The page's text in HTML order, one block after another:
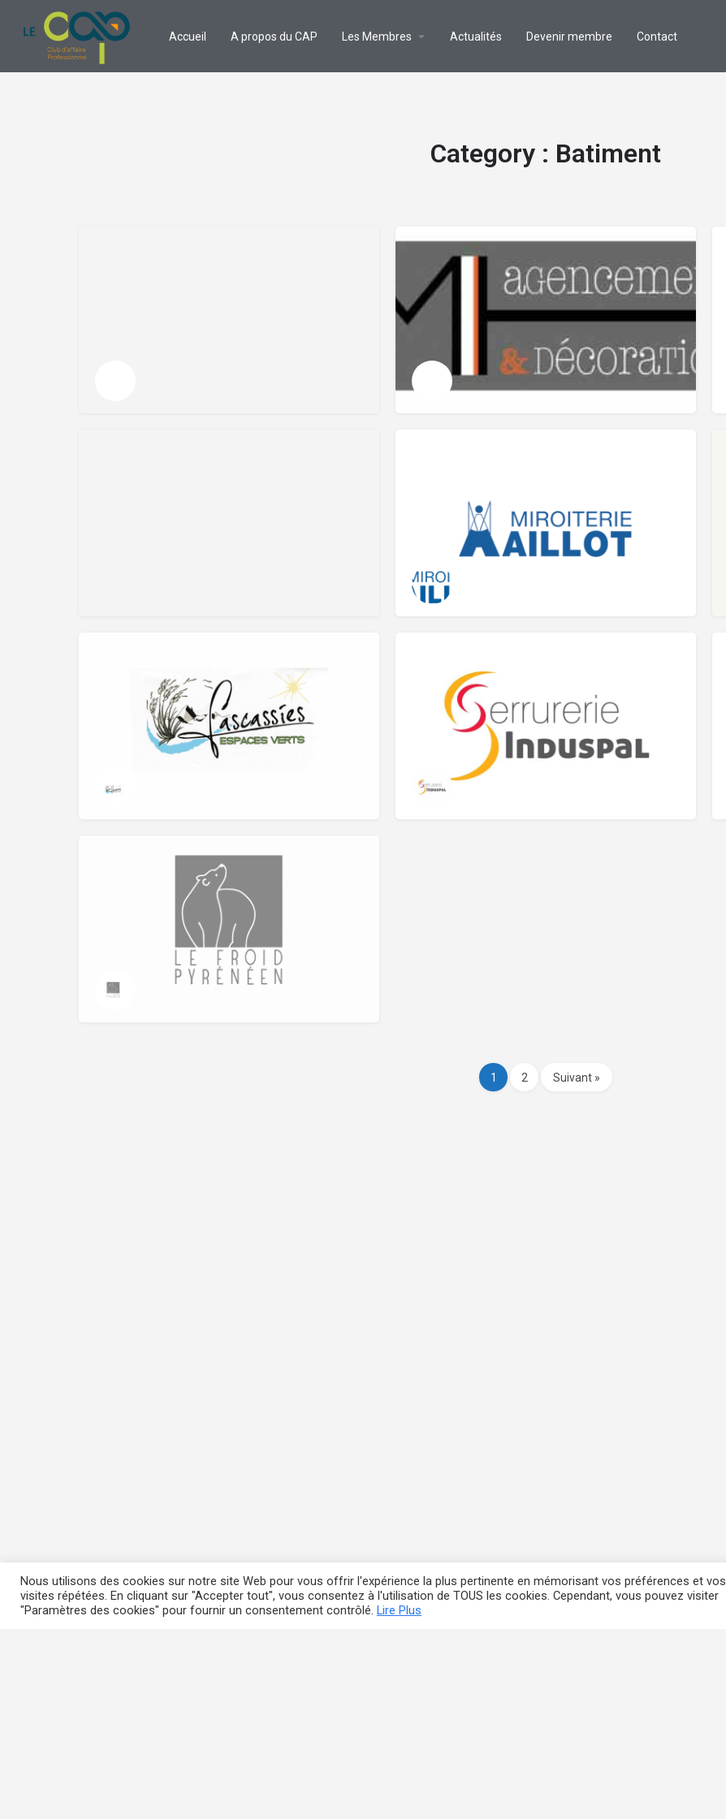
Accueil A propos du CAP Les Membres Actualités Devenir membre Contact
Category : Batiment
1 2 Suivant »
Nous utilisons des cookies sur notre site Web pour vous offrir l'expérience la plus pertinente en mémorisant vos préférences et vos
visites répétées. En cliquant sur "Accepter tout", vous consentez à l'utilisation de TOUS les cookies. Cependant, vous pouvez visiter
"Paramètres des cookies" pour fournir un consentement contrôlé. Lire Plus